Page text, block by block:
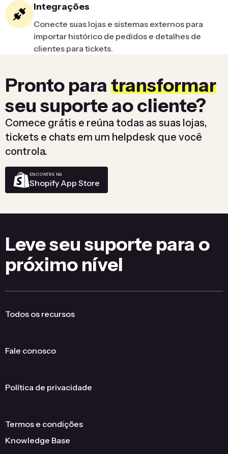
Integrações
Conecte suas lojas e sistemas externos para
importar histórico de pedidos e detalhes de
clientes para tickets.
Pronto para transformar
seu suporte ao cliente?
Comece grátis e reúna todas as suas lojas,
tickets e chats em um helpdesk que você
controla.
ENCONTRE NA
Shopify App Store
Leve seu suporte para o
próximo nível
Todos os recursos
Fale conosco
Política de privacidade
Termos e condições
Knowledge Base